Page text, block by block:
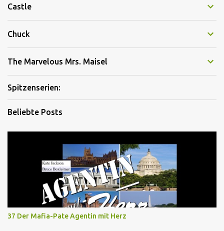
Castle
Chuck
The Marvelous Mrs. Maisel
Spitzenserien:
Beliebte Posts
37 Der Mafia-Pate Agentin mit Herz